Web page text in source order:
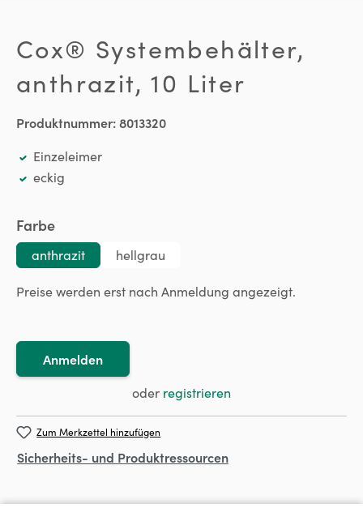
Cox® Systembehälter,
anthrazit, 10 Liter
Produktnummer:8013320
Einzeleimer
eckig
Farbeauswählen
anthrazit hellgrau
Preise werden erst nach Anmeldung angezeigt.
Anmelden
oder registrieren
Zum Merkzettel hinzufügen
Sicherheits- und Produktressourcen